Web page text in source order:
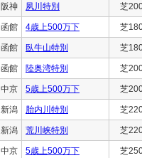
阪神 夙川特別 芝
函館 4歳上500万下 芝
函館 臥牛山特別 芝
函館 陸奥湾特別 芝
中京 5歳上500万下 芝
新潟 胎内川特別 芝
新潟 荒川峡特別 芝
中京 5歳上500万下 芝